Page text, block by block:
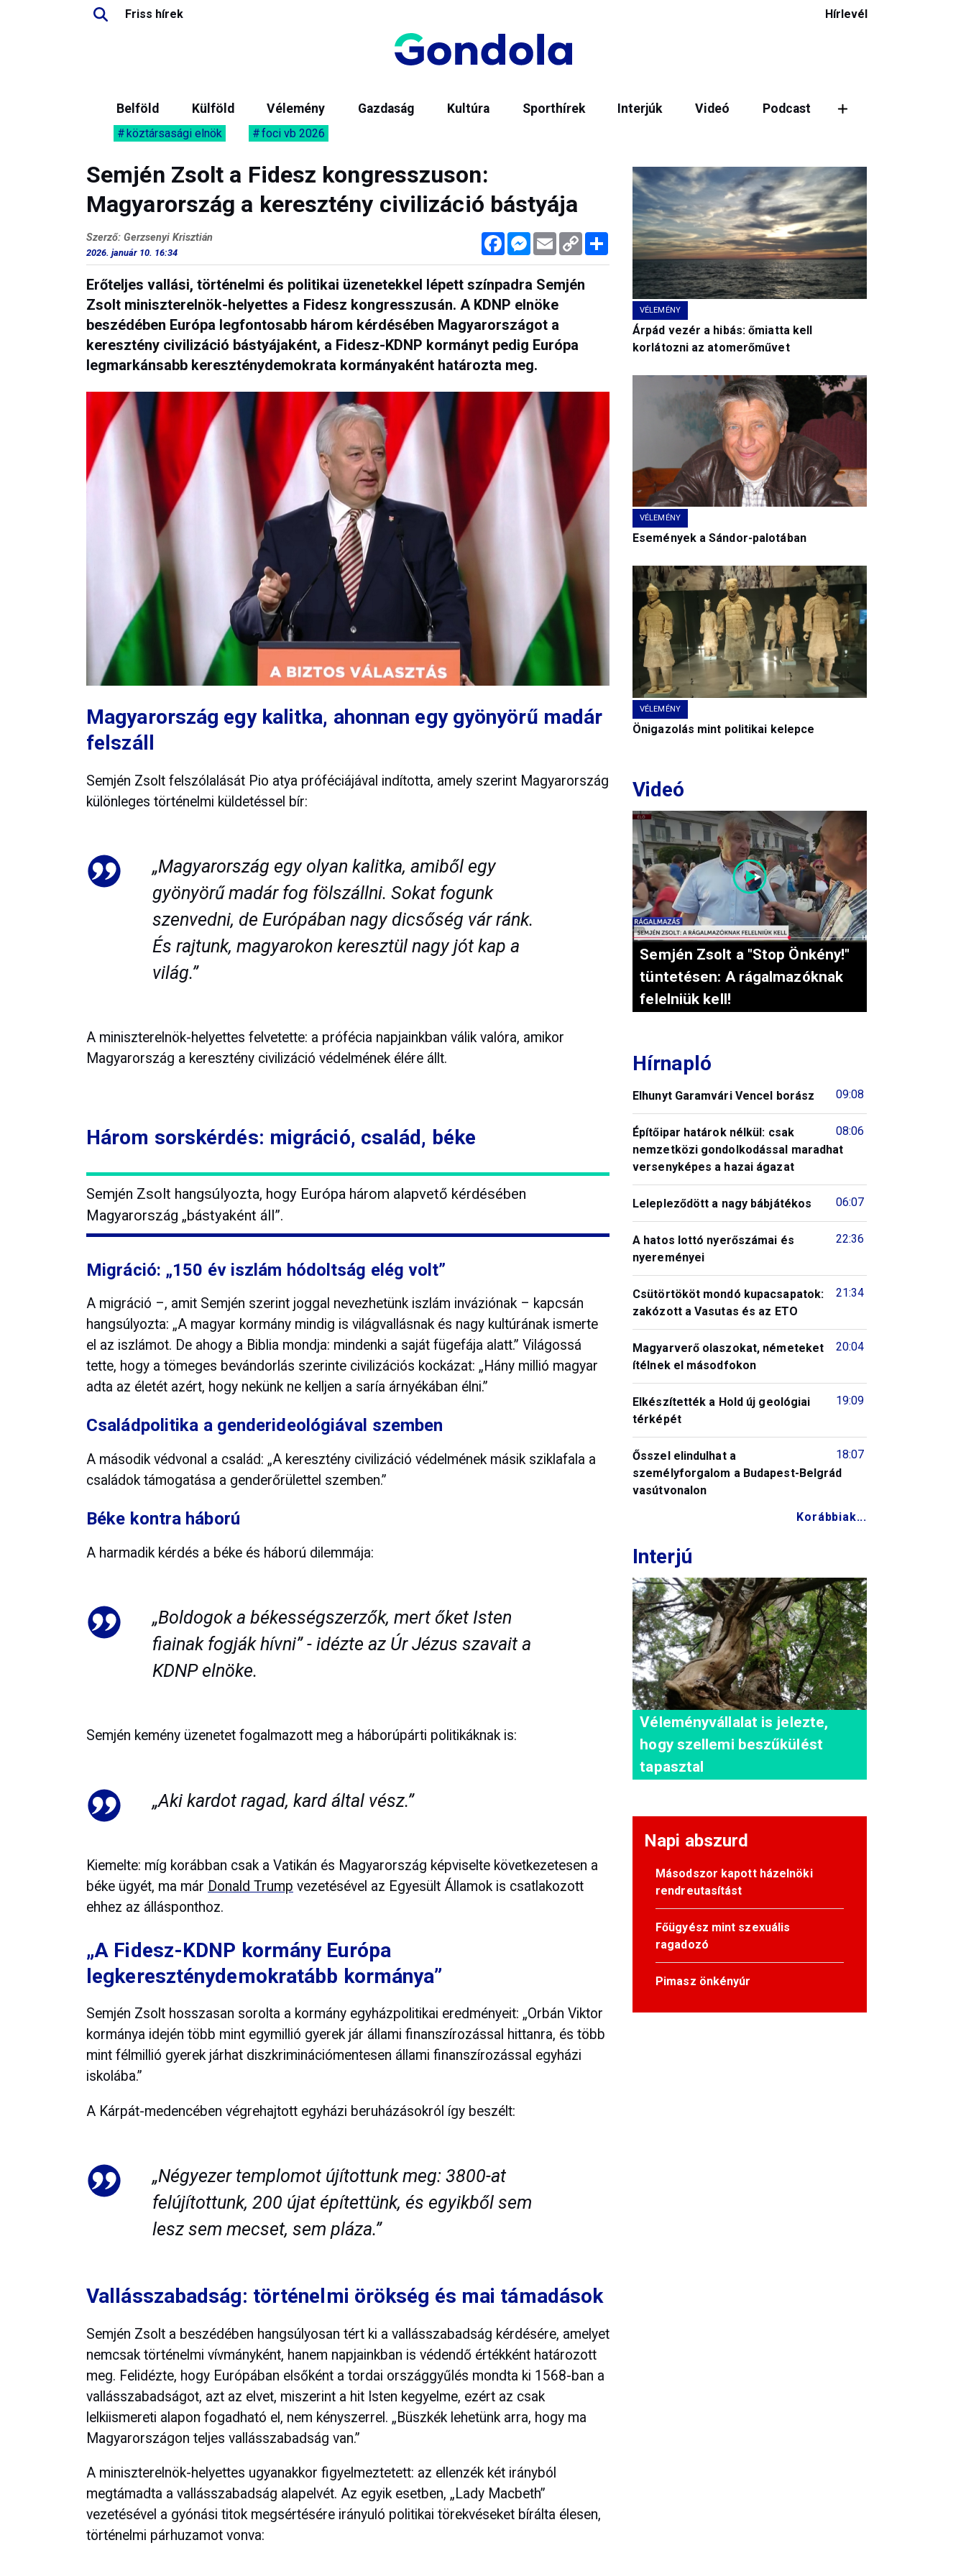
Friss hírek Hírlevél
Belföld Külföld Vélemény Gazdaság Kultúra Sporthírek Interjúk Videó Podcast
köztársasági elnök foci vb 2026
Semjén Zsolt a Fidesz kongresszuson:
Magyarország a keresztény civilizáció bástyája
FacebookMessenger
Email Copy
Link
Megosztás
Szerző: Gerzsenyi Krisztián
2026. január 10. 16:34
Erőteljes vallási, történelmi és politikai üzenetekkel lépett színpadra Semjén
Zsolt miniszterelnök-helyettes a Fidesz kongresszusán. A KDNP elnöke
beszédében Európa legfontosabb három kérdésében Magyarországot a
keresztény civilizáció bástyájaként, a Fidesz-KDNP kormányt pedig Európa
legmarkánsabb kereszténydemokrata kormányaként határozta meg.
Magyarország egy kalitka, ahonnan egy gyönyörű madár
felszáll
Semjén Zsolt felszólalását Pio atya próféciájával indította, amely szerint Magyarország
különleges történelmi küldetéssel bír:
„Magyarország egy olyan kalitka, amiből egy
gyönyörű madár fog fölszállni. Sokat fogunk
szenvedni, de Európában nagy dicsőség vár ránk.
És rajtunk, magyarokon keresztül nagy jót kap a
világ.”
A miniszterelnök-helyettes felvetette: a prófécia napjainkban válik valóra, amikor
Magyarország a keresztény civilizáció védelmének élére állt.
Három sorskérdés: migráció, család, béke
Semjén Zsolt hangsúlyozta, hogy Európa három alapvető kérdésében
Magyarország „bástyaként áll”.
Migráció: „150 év iszlám hódoltság elég volt”
A migráció –, amit Semjén szerint joggal nevezhetünk iszlám inváziónak – kapcsán
hangsúlyozta: „A magyar kormány mindig is világvallásnak és nagy kultúrának ismerte
el az iszlámot. De ahogy a Biblia mondja: mindenki a saját fügefája alatt.” Világossá
tette, hogy a tömeges bevándorlás szerinte civilizációs kockázat: „Hány millió magyar
adta az életét azért, hogy nekünk ne kelljen a saría árnyékában élni.”
Családpolitika a genderideológiával szemben
A második védvonal a család: „A keresztény civilizáció védelmének másik sziklafala a
családok támogatása a genderőrülettel szemben.”
Béke kontra háború
A harmadik kérdés a béke és háború dilemmája:
„Boldogok a békességszerzők, mert őket Isten
fiainak fogják hívni” - idézte az Úr Jézus szavait a
KDNP elnöke.
Semjén kemény üzenetet fogalmazott meg a háborúpárti politikáknak is:
„Aki kardot ragad, kard által vész.”
Kiemelte: míg korábban csak a Vatikán és Magyarország képviselte következetesen a
béke ügyét, ma már Donald Trump vezetésével az Egyesült Államok is csatlakozott
ehhez az állásponthoz.
„A Fidesz-KDNP kormány Európa
legkereszténydemokratább kormánya”
Semjén Zsolt hosszasan sorolta a kormány egyházpolitikai eredményeit: „Orbán Viktor
kormánya idején több mint egymillió gyerek jár állami finanszírozással hittanra, és több
mint félmillió gyerek járhat diszkriminációmentesen állami finanszírozással egyházi
iskolába.”
A Kárpát-medencében végrehajtott egyházi beruházásokról így beszélt:
„Négyezer templomot újítottunk meg: 3800-at
felújítottunk, 200 újat építettünk, és egyikből sem
lesz sem mecset, sem pláza.”
Vallásszabadság: történelmi örökség és mai támadások
Semjén Zsolt a beszédében hangsúlyosan tért ki a vallásszabadság kérdésére, amelyet
nemcsak történelmi vívmányként, hanem napjainkban is védendő értékként határozott
meg. Felidézte, hogy Európában elsőként a tordai országgyűlés mondta ki 1568-ban a
vallásszabadságot, azt az elvet, miszerint a hit Isten kegyelme, ezért az csak
lelkiismereti alapon fogadható el, nem kényszerrel. „Büszkék lehetünk arra, hogy ma
Magyarországon teljes vallásszabadság van.”
A miniszterelnök-helyettes ugyanakkor figyelmeztetett: az ellenzék két irányból
megtámadta a vallásszabadság alapelvét. Az egyik esetben, „Lady Macbeth”
vezetésével a gyónási titok megsértésére irányuló politikai törekvéseket bírálta élesen,
történelmi párhuzamot vonva:
VÉLEMÉNY
Árpád vezér a hibás: őmiatta kell
korlátozni az atomerőművet
VÉLEMÉNY
Események a Sándor-palotában
VÉLEMÉNY
Önigazolás mint politikai kelepce
Videó
Semjén Zsolt a "Stop Önkény!"
tüntetésen: A rágalmazóknak
felelniük kell!
Hírnapló
09:08
Elhunyt Garamvári Vencel borász
08:06
Építőipar határok nélkül: csak
nemzetközi gondolkodással maradhat
versenyképes a hazai ágazat
06:07
Lelepleződött a nagy bábjátékos
22:36
A hatos lottó nyerőszámai és
nyereményei
21:34
Csütörtököt mondó kupacsapatok:
zakózott a Vasutas és az ETO
20:04
Magyarverő olaszokat, németeket
ítélnek el másodfokon
19:09
Elkészítették a Hold új geológiai
térképét
18:07
Ősszel elindulhat a
személyforgalom a Budapest-Belgrád
vasútvonalon
Korábbiak...
Interjú
Véleményvállalat is jelezte,
hogy szellemi beszűkülést
tapasztal
Napi abszurd
Másodszor kapott házelnöki
rendreutasítást
Főügyész mint szexuális
ragadozó
Pimasz önkényúr